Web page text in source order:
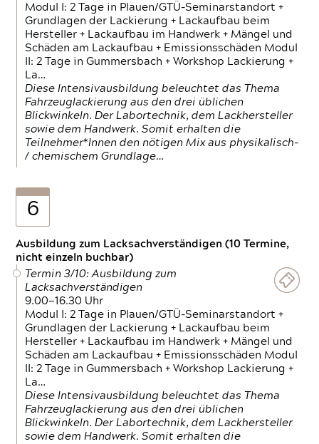
Modul I: 2 Tage in Plauen/GTÜ-Seminarstandort +
Grundlagen der Lackierung + Lackaufbau beim
Hersteller + Lackaufbau im Handwerk + Mängel und
Schäden am Lackaufbau + Emissionsschäden Modul
II: 2 Tage in Gummersbach + Workshop Lackierung +
La…
Diese Intensivausbildung beleuchtet das Thema
Fahrzeuglackierung aus den drei üblichen
Blickwinkeln. Der Labortechnik, dem Lackhersteller
sowie dem Handwerk. Somit erhalten die
Teilnehmer*Innen den nötigen Mix aus physikalisch-
/ chemischem Grundlage…
6
Ausbildung zum Lacksachverständigen (10 Termine,
nicht einzeln buchbar)
Termin 3/10: Ausbildung zum
Lacksachverständigen
9.00—16.30 Uhr
Modul I: 2 Tage in Plauen/GTÜ-Seminarstandort +
Grundlagen der Lackierung + Lackaufbau beim
Hersteller + Lackaufbau im Handwerk + Mängel und
Schäden am Lackaufbau + Emissionsschäden Modul
II: 2 Tage in Gummersbach + Workshop Lackierung +
La…
Diese Intensivausbildung beleuchtet das Thema
Fahrzeuglackierung aus den drei üblichen
Blickwinkeln. Der Labortechnik, dem Lackhersteller
sowie dem Handwerk. Somit erhalten die